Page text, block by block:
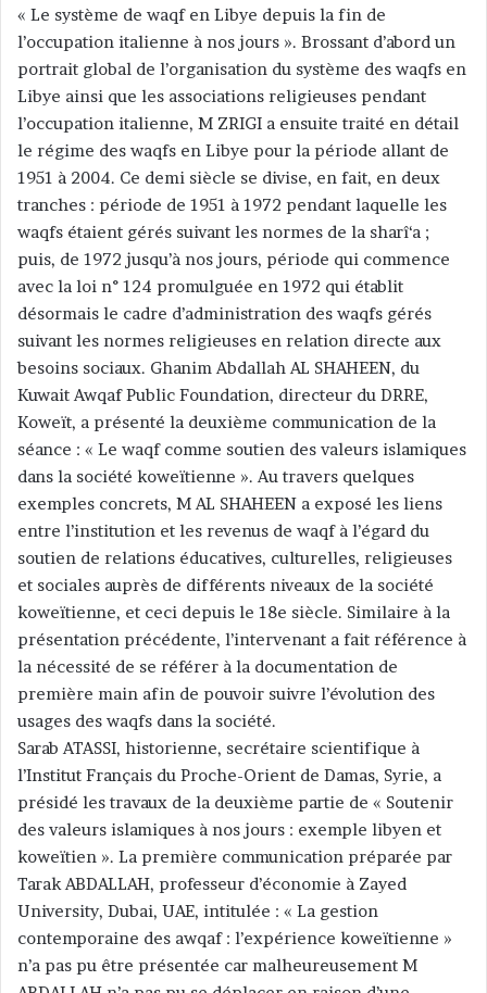
« Le système de waqf en Libye depuis la fin de
l’occupation italienne à nos jours ». Brossant d’abord un
portrait global de l’organisation du système des waqfs en
Libye ainsi que les associations religieuses pendant
l’occupation italienne, M ZRIGI a ensuite traité en détail
le régime des waqfs en Libye pour la période allant de
1951 à 2004. Ce demi siècle se divise, en fait, en deux
tranches : période de 1951 à 1972 pendant laquelle les
waqfs étaient gérés suivant les normes de la sharî‘a ;
puis, de 1972 jusqu’à nos jours, période qui commence
avec la loi n° 124 promulguée en 1972 qui établit
désormais le cadre d’administration des waqfs gérés
suivant les normes religieuses en relation directe aux
besoins sociaux. Ghanim Abdallah AL SHAHEEN, du
Kuwait Awqaf Public Foundation, directeur du DRRE,
Koweït, a présenté la deuxième communication de la
séance : « Le waqf comme soutien des valeurs islamiques
dans la société koweïtienne ». Au travers quelques
exemples concrets, M AL SHAHEEN a exposé les liens
entre l’institution et les revenus de waqf à l’égard du
soutien de relations éducatives, culturelles, religieuses
et sociales auprès de différents niveaux de la société
koweïtienne, et ceci depuis le 18e siècle. Similaire à la
présentation précédente, l’intervenant a fait référence à
la nécessité de se référer à la documentation de
première main afin de pouvoir suivre l’évolution des
usages des waqfs dans la société.
Sarab ATASSI, historienne, secrétaire scientifique à
l’Institut Français du Proche-Orient de Damas, Syrie, a
présidé les travaux de la deuxième partie de « Soutenir
des valeurs islamiques à nos jours : exemple libyen et
koweïtien ». La première communication préparée par
Tarak ABDALLAH, professeur d’économie à Zayed
University, Dubai, UAE, intitulée : « La gestion
contemporaine des awqaf : l’expérience koweïtienne »
n’a pas pu être présentée car malheureusement M